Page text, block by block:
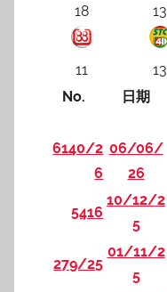
18 13
11 13
No.
日期
6140/2
6
06/06/
26
5416
10/12/2
5
279/25
01/11/2
5